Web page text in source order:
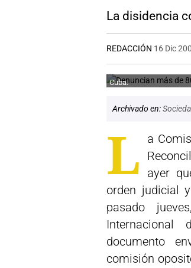
La disidencia
REDACCIÓN 16 Dic
Cuba.
Archivado en:
L
a
ayer
orden judicial
pasado
Internacional
documento
comisión